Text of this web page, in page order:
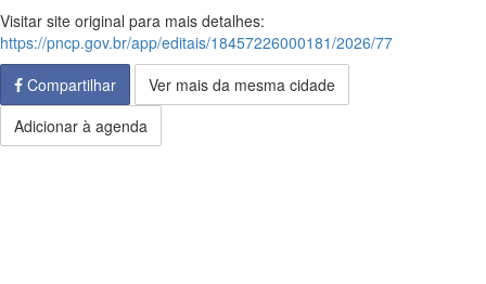
Visitar site original para mais detalhes:
https://pncp.gov.br/app/editais/18457226000181/2026/77
Compartilhar
Ver mais da mesma cidade
Adicionar à agenda